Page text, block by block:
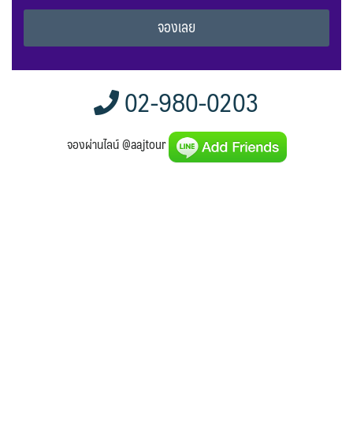
Alternative:
02-980-0203
จองผ่านไลน์ @aajtour